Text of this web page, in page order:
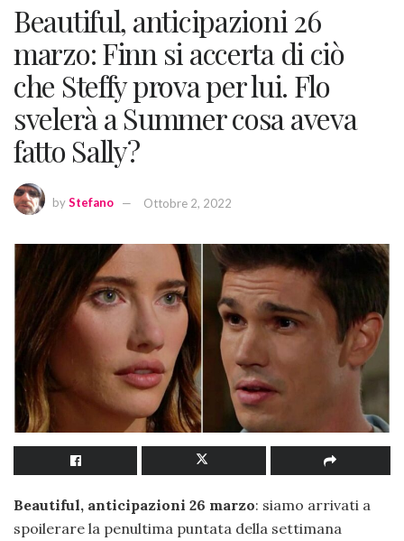
Beautiful, anticipazioni 26
marzo: Finn si accerta di ciò
che Steffy prova per lui. Flo
svelerà a Summer cosa aveva
fatto Sally?
byStefano Ottobre 2, 2022
Beautiful, anticipazioni 26 marzo: siamo arrivati a
spoilerare la penultima puntata della settimana